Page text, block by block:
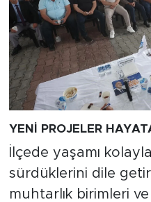
YENİ PROJELER
İlçede yaşamı
sürdüklerini dile
muhtarlık birimleri